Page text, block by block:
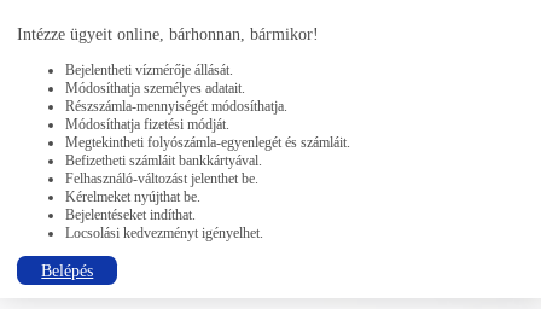
Intézze ügyeit online, bárhonnan, bármikor!
Bejelentheti vízmérője állását.
Módosíthatja személyes adatait.
Részszámla-mennyiségét módosíthatja.
Módosíthatja fizetési módját.
Megtekintheti folyószámla-egyenlegét és számláit.
Befizetheti számláit bankkártyával.
Felhasználó-változást jelenthet be.
Kérelmeket nyújthat be.
Bejelentéseket indíthat.
Locsolási kedvezményt igényelhet.
Belépés